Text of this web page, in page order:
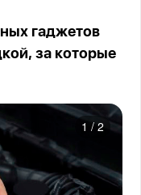
гаджетов
за которые
1 / 2